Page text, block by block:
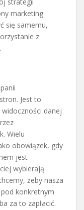
marketing
się samemu,
z
stron. Jest to
widoczności danej
Wielu
obowiązek, gdy
jest
wybierają
żeby nasza
konkretnym
za to zapłacić.